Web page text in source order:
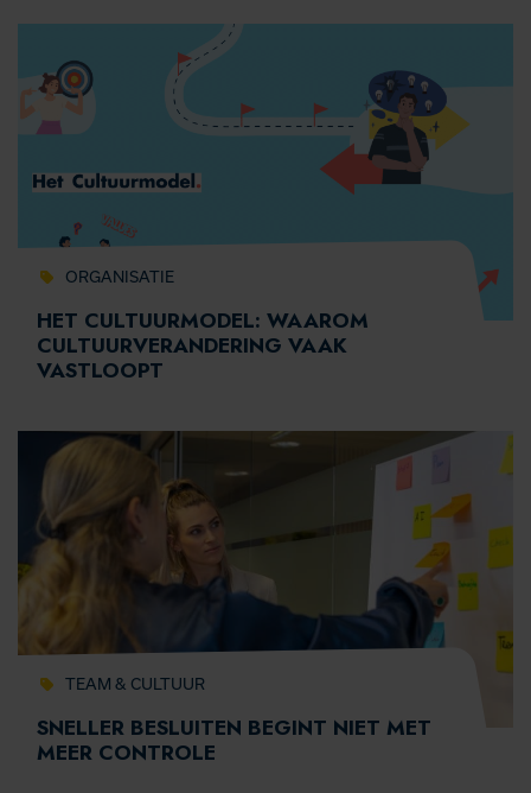
ORGANISATIE
HET CULTUURMODEL: WAAROM
CULTUURVERANDERING VAAK
VASTLOOPT
TEAM & CULTUUR
SNELLER BESLUITEN BEGINT NIET MET
MEER CONTROLE